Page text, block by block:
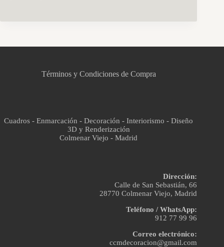
Términos y Condiciones de Compra
Cuadros - Enmarcación - Decoración - Interiorismo - Diseño
3D y Renderización
Colmenar Viejo - Madrid
Dirección:
Calle de San Sebastián, 66
28770 Colmenar Viejo, Madrid
Teléfono / WhatsApp:
912 77 99 96
Correo electrónico:
ccmdecoracion@gmail.com
Asistente virtual · En línea